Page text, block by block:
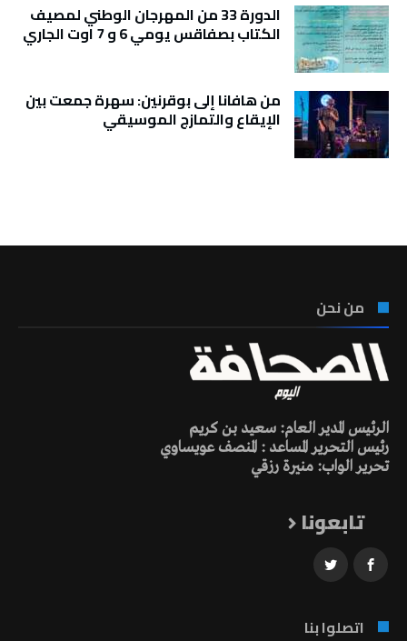
الدورة 33 من المهرجان الوطني لمصيف
الكتاب بصفاقس يومي 6 و 7 اوت الجاري
من هافانا إلى بوقرنين: سهرة جمعت بين
الإيقاع والتمازج الموسيقي
من نحن
الرئيس المدير العام: سعيد بن كريم
رئيس التحرير المساعد : المنصف عويساوي
تحرير الواب: منيرة رزقي
تابعونا
اتصلوا بنا